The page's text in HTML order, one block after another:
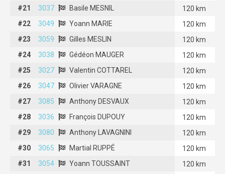
#21
3037 Basile MESNIL
120 km
#22
3049 Yoann MARIE
120 km
#23
3059 Gilles MESLIN
120 km
#24
3038 Gédéon MAUGER
120 km
#25
3027 Valentin COTTAREL
120 km
#26
3047 Olivier VARAGNE
120 km
#27
3085 Anthony DESVAUX
120 km
#28
3036 François DUPOUY
120 km
#29
3080 Anthony LAVAGNINI
120 km
#30
3065 Martial RUPPÉ
120 km
#31
3054 Yoann TOUSSAINT
120 km
#21
3037
Basile MESNIL
#22
3049
Yoann MARIE
#23
3059
Gilles MESLIN
#24
3038
Gédéon MAUGER
#25
3027
Valentin COTTAREL
#26
3047
Olivier VARAGNE
#27
3085
Anthony DESVAUX
#28
3036
François DUPOUY
#29
3080
Anthony LAVAGNINI
#30
3065
Martial RUPPÉ
#31
3054
Yoann TOUSSAINT